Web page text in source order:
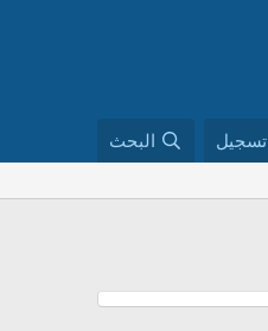
تسجيل البحث